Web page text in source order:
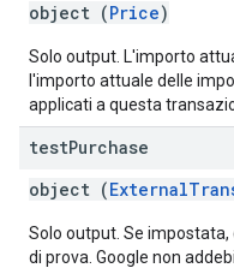
object (Price)
Solo output. L'importo
l'importo attuale delle
applicati a questa
testPurchase
object (
Solo output. Se
di prova. Google non